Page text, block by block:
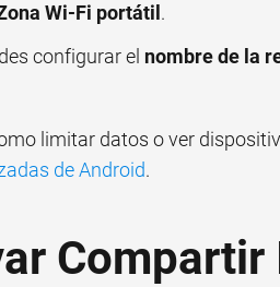
Wi-Fi portátil .
configurar el nombre de la
limitar datos o ver
de Android.